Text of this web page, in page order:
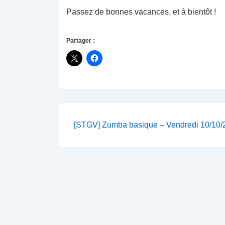
Passez de bonnes vacances, et à bientôt !
Partager :
Navigation
Next
[STGV] Zumba basique – Vendredi 10/10/